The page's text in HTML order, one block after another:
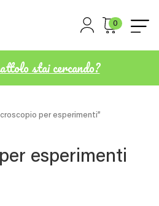
0
stai cercando?
per esperimenti”
esperimenti